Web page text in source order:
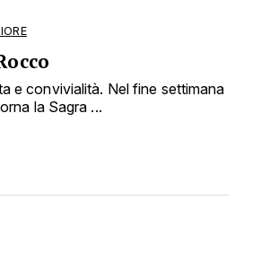
e convivialità. Nel fine settimana
la Sagra ...